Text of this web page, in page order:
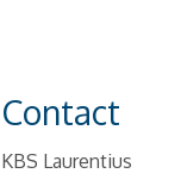
Contact
KBS Laurentius